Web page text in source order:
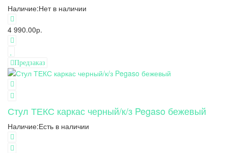
Наличие:Нет в наличии
4 990.00р.
Предзаказ
Стул ТЕКС каркас черный/к/з Pegaso бежевый
Наличие:Есть в наличии